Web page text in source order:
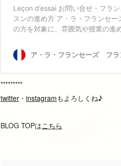
*********
twitter ・ instagramもよろしくね♪
BLOG TOPはこちら